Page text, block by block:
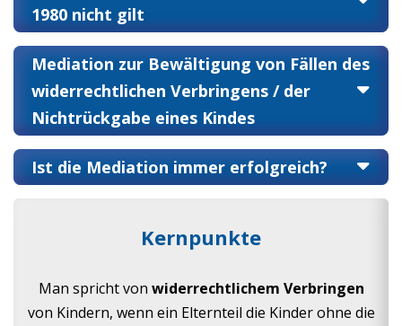
1980 nicht gilt
Mediation zur Bewältigung von Fällen des
widerrechtlichen Verbringens / der
Nichtrückgabe eines Kindes
Ist die Mediation immer erfolgreich?
Kernpunkte
Man spricht von widerrechtlichem Verbringen
von Kindern, wenn ein Elternteil die Kinder ohne die